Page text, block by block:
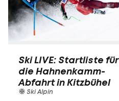
Ski LIVE: Startliste für
die Hahnenkamm-
Abfahrt in Kitzbühel
Ski Alpin